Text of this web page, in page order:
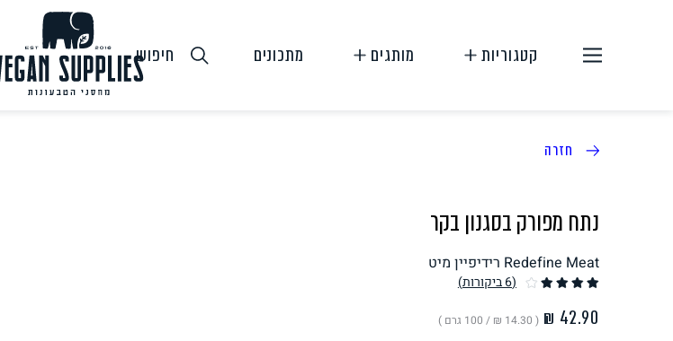
קטגוריות מותגים מתכונים חיפוש
תחליפי בשר
חזרה
נתח מפורק בסגנון בקר
Redefine Meat רידיפיין מיט
(6 ביקורות)
( ‏14.30 ₪ / 100 גרם )